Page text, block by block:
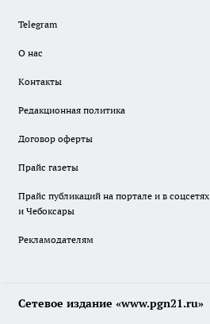
Telegram
О нас
Контакты
Редакционная политика
Договор оферты
Прайс газеты
Прайс публикаций на портале и в
и Чебоксары
Рекламодателям
Сетевое издание «www.pgn21.ru»